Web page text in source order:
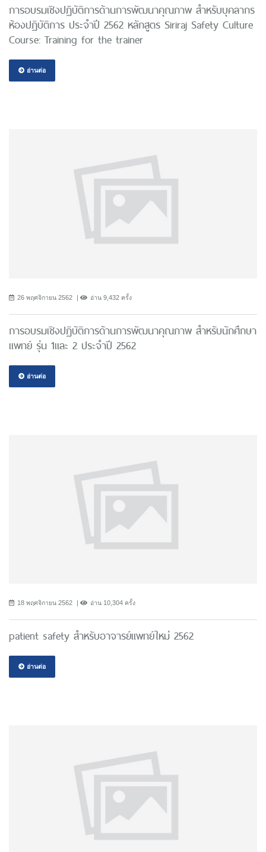
การอบรมเชิงปฏิบัติการด้านการพัฒนาคุณภาพ สำหรับบุคลากร
ห้องปฏิบัติการ ประจำปี 2562 หลักสูตร Siriraj Safety Culture
Course: Training for the trainer
อ่านต่อ
26 พฤศจิกายน 2562 อ่าน 9,432 ครั้ง
การอบรมเชิงปฏิบัติการด้านการพัฒนาคุณภาพ สำหรับนักศึกษา
แพทย์ รุ่น 1และ 2 ประจำปี 2562
อ่านต่อ
18 พฤศจิกายน 2562 อ่าน 10,304 ครั้ง
patient safety สำหรับอาจารย์แพทย์ใหม่ 2562
อ่านต่อ